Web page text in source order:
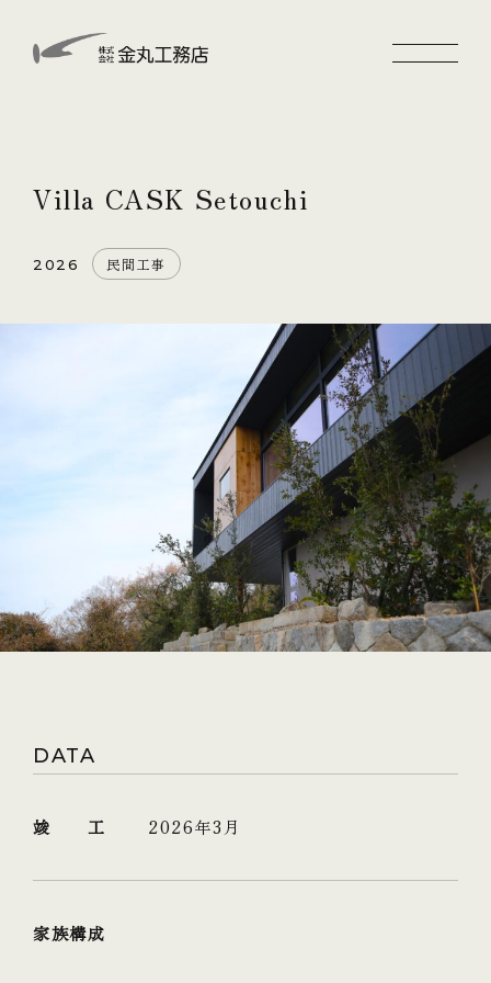
Villa CASK Setouchi
2026 民間工事
DATA
竣 工 2026年3月
家族構成